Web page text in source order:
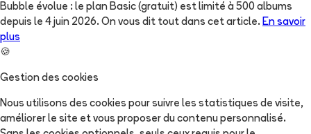
Bubble évolue : le plan Basic (gratuit) est limité à 500 albums
depuis le 4 juin 2026. On vous dit tout dans cet article. En savoir
plus
🍪
Gestion des cookies
Nous utilisons des cookies pour suivre les statistiques de visite,
améliorer le site et vous proposer du contenu personnalisé.